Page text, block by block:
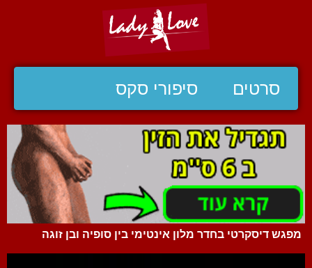
סרטים סיפורי סקס
מפגש דיסקרטי בחדר מלון אינטימי בין סופיה ובן זוגה